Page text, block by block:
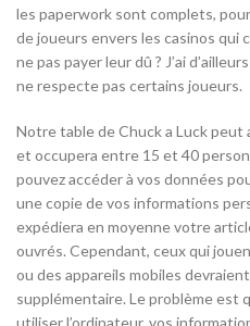
les paperwork sont complets,
de joueurs envers les casinos qui
ne pas payer leur dû ? J’ai
ne respecte pas certains joueurs.
Notre table de Chuck a Luck
et occupera entre 15 et 40
pouvez accéder à vos données
une copie de vos informations
expédiera en moyenne votre
ouvrés. Cependant, ceux qui
ou des appareils mobiles
supplémentaire. Le problème est
utiliser l’ordinateur, vos